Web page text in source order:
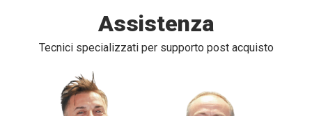
Assistenza
Tecnici specializzati per supporto post acquisto